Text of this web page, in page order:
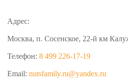
Адрес:
Москва, п. Сосенское, 22-й км
Телефон: 8 499 226-17-19
Email: nutsfamily.ru@yandex.ru